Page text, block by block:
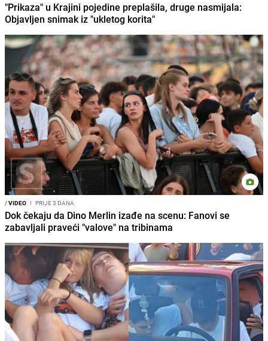
"Prikaza" u Krajini pojedine preplašila, druge nasmijala:
Objavljen snimak iz "ukletog korita"
/VIDEO I PRIJE 3 DANA
Dok čekaju da Dino Merlin izađe na scenu: Fanovi se
zabavljali praveći "valove" na tribinama